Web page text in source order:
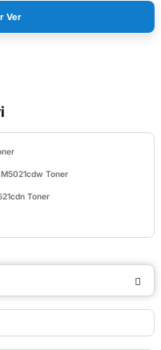
Ver
Toner
Toner